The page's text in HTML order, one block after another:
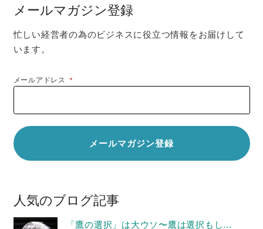
メールマガジン登録
忙しい経営者の為のビジネスに役立つ情報をお届けして
います。
メールアドレス*
人気のブログ記事
「鷹の選択」は大ウソ〜鷹は選択もし...